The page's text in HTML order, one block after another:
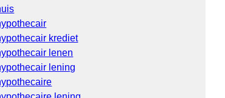
krediet
lenen
lening